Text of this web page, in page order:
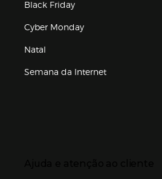
Black Friday
Cyber Monday
Natal
Semana da Internet